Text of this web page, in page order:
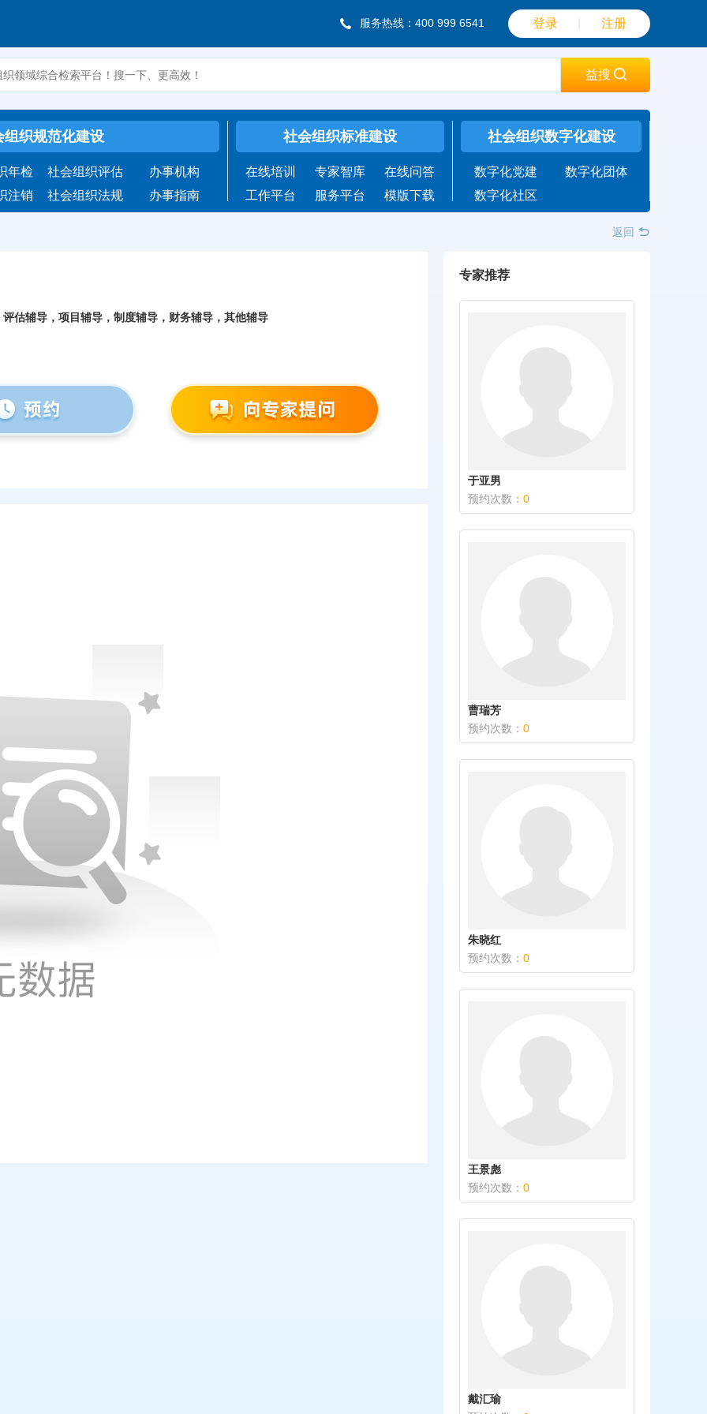
服务热线：400 999 6541 登录 注册
益搜
组织规范化建设
年检 社会组织评估
办事机构
注销
社会组织法规 办事指南
社会组织标准建设
在线培训 专家智库
在线问答
工作平台
服务平台 模版下载
社会组织数字化建设
数字化党建
数字化团体
数字化社区
返回
估辅导，项目辅导，制度辅导，财务辅导，其他辅导
专家推荐
于亚男
预约次数： 0
曹瑞芳
预约次数： 0
朱晓红
预约次数： 0
王景彪
预约次数： 0
戴汇瑜